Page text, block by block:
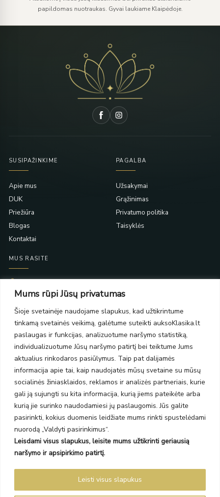
Mums rūpi Jūsų privatumas
Šioje svetainėje naudojame slapukus, kad užtikrintume
tinkamą svetainės veikimą, galėtume suteikti auksoKlasika.lt
paslaugas ir funkcijas, analizuotume naršymo statistiką,
individualizuotume Jūsų naršymo patirtį bei teiktume Jums
aktualius rinkodaros pasiūlymus. Taip pat dalijamės
informacija apie tai, kaip naudojatės mūsų svetaine su mūsų
socialinės žiniasklaidos, reklamos ir analizės partneriais, kurie
gali ją sujungti su kita informacija, kurią jiems pateikėte arba
kurią jie surinko naudodamiesi jų paslaugomis. Jūs galite
pasirinkti, kokius duomenis leidžiate mums rinkti spustelėdami
nuorodą „Valdyti pasirinkimus“.
Leisdami visus slapukus, leisite mums užtikrinti geriausią
naršymo ir apsipirkimo patirtį.
Leisti visus slapukus
papildomas nuotraukas. Gyvai laukiame Klaipėdoje.
SUSIPAŽINKIME
Apie mus
DUK
Priežiūra
Blogas
Kontaktai
PAGALBA
Užsakymai
Grąžinimas
Privatumo politika
Taisyklės
MUS RASITE
PC Molas, Klaipėda
PC BIG 2, Klaipėda
Šilutės pl. 35
PC Banginis, Klaipėda
NAUJIENLAIŠKIS
Prenumeruokite ir gaukite pasiūlymus, naujienas bei riboto
leidimo kolekcijas.
SIŲSTI
Auksoklasika.lt © 2026 Visos teisės saugomos